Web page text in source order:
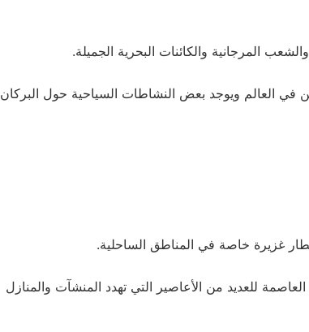
المرجانية والكائنات البحرية الجميلة.
في العالم ويوجد بعض النشاطات السياحية حول البركان
غزيرة خاصة في المناطق الساحلية.
ولكن قد تتعرض العاصمة للعديد من الأعاصير التي تهدد المنشآت والمنازل